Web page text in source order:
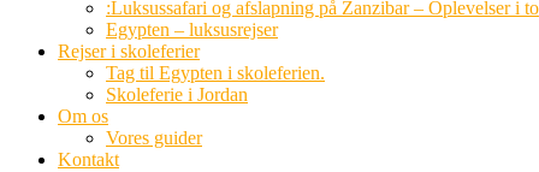
:Luksussafari og afslapning på Zanzibar – Oplevelser i
Egypten – luksusrejser
Rejser i skoleferier
Tag til Egypten i skoleferien.
Skoleferie i Jordan
Om os
Vores guider
Kontakt